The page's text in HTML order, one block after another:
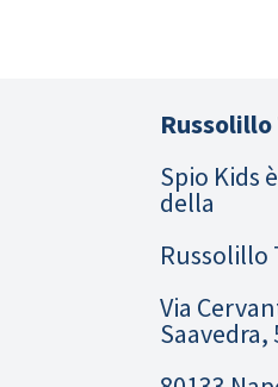
Spio Kids
della
Russolillo
Via
Saavedra,